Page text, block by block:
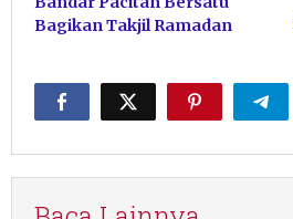
Bagikan Takjil Ramadan